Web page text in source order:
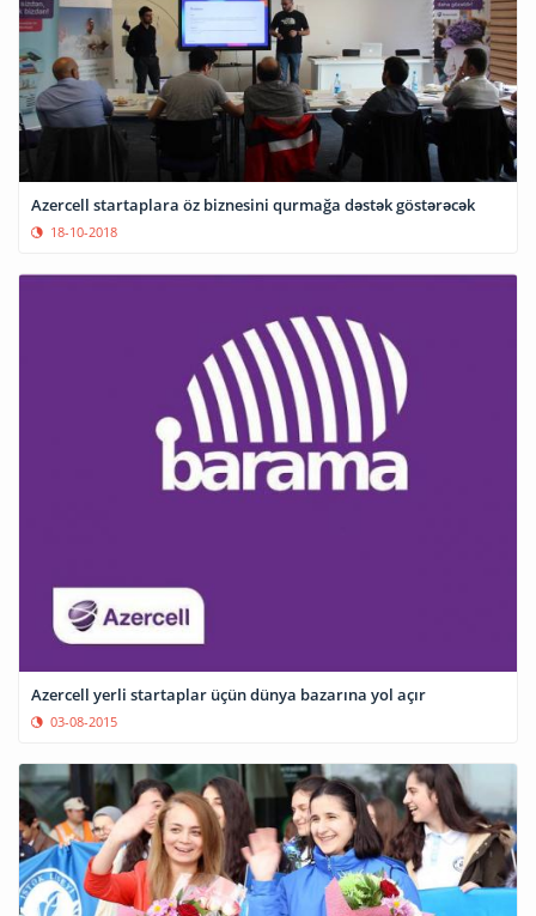
Azercell startaplara öz biznesini qurmağa dəstək göstərəcək
18-10-2018
Azercell yerli startaplar üçün dünya bazarına yol açır
03-08-2015